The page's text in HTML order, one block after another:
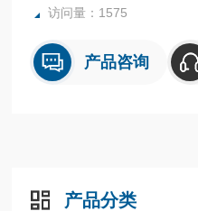
访问量：1575
产品咨询
产品分类